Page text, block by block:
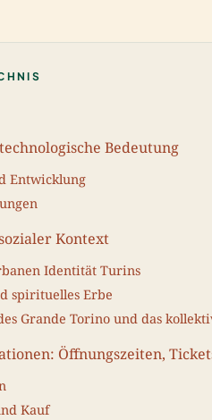
Bedeutung
Entwicklung
Kontext
Identität Turins
spirituelles Erbe
Grande Torino und das
Öffnungszeiten,
Kauf